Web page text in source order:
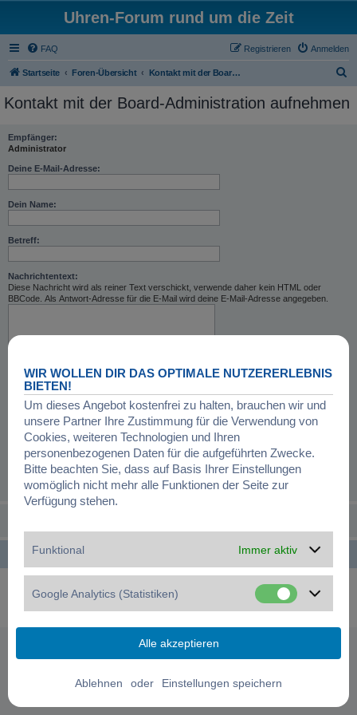
Uhren-Forum rund um die Zeit
FAQ Anmelden
Registrieren
Startseite Foren-Übersicht Kontakt mit der Board-Administration aufnehmen
c
Kontakt mit der Board-Administration aufnehmen
Empfänger:
Administrator
Deine E-Mail-Adresse:
Dein Name:
Betreff:
Nachrichtentext:
Diese Nachricht wird als reiner Text verschickt, verwende daher kein HTML oder
BBCode. Als Antwort-Adresse für die E-Mail wird deine E-Mail-Adresse angegeben.
Startseite Foren-Übersicht Alle Zeiten sind UTC+01:00
® Forum Software © phpBB Limited
Deutsche Übersetzung durch
Datenschutz|Nutzungsbedingungen|Cookies verwalten
WIR WOLLEN DIR DAS OPTIMALE NUTZERERLEBNIS
BIETEN!
Um dieses Angebot kostenfrei zu halten, brauchen wir und
unsere Partner Ihre Zustimmung für die Verwendung von
Cookies, weiteren Technologien und Ihren
personenbezogenen Daten für die aufgeführten Zwecke.
Bitte beachten Sie, dass auf Basis Ihrer Einstellungen
womöglich nicht mehr alle Funktionen der Seite zur
Verfügung stehen.
Funktional Immer aktiv
Google Analytics (Statistiken)
oder